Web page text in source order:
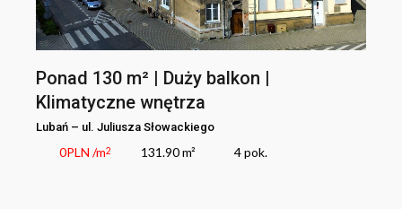
Ponad 130 m² | Duży balkon |
Klimatyczne wnętrza
Lubań – ul. Juliusza Słowackiego
0PLN /m2 131.90 m² 4 pok.